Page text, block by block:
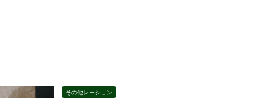
その他レーション